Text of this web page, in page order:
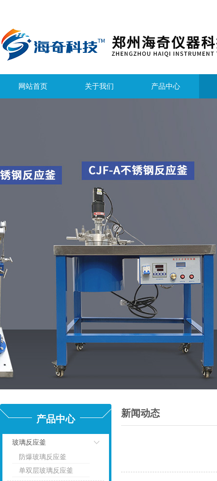
网站首页 关于我们 产品中心
产品中心
玻璃反应釜
点击
防爆玻璃反应釜
单双层玻璃反应釜
新闻动态